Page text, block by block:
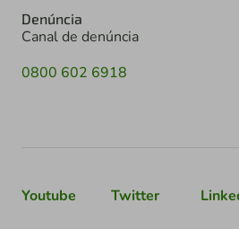
Denúncia
Canal de denúncia
0800 602 6918
Youtube Twitter